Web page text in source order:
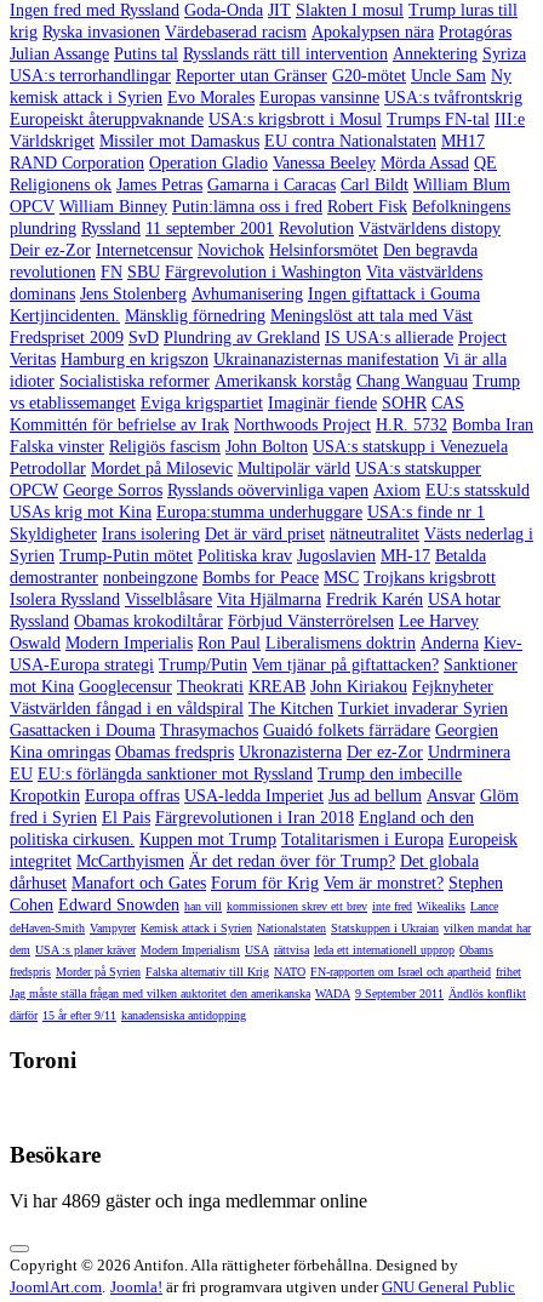
Ingen fred med Ryssland Goda-Onda JIT Slakten I mosul Trump luras till
krig Ryska invasionen Värdebaserad racism Apokalypsen nära Protagóras
Julian Assange Putins tal Rysslands rätt till intervention Annektering Syriza
USA:s terrorhandlingar Reporter utan Gränser G20-mötet Uncle Sam Ny
kemisk attack i Syrien Evo Morales Europas vansinne USA:s tvåfrontskrig
Europeiskt återuppvaknande USA:s krigsbrott i Mosul Trumps FN-tal III:e
Världskriget Missiler mot Damaskus EU contra Nationalstaten MH17
RAND Corporation Operation Gladio Vanessa Beeley Mörda Assad QE
Religionens ok James Petras Gamarna i Caracas Carl Bildt William Blum
OPCV William Binney Putin:lämna oss i fred Robert Fisk Befolkningens
plundring Ryssland 11 september 2001 Revolution Västvärldens distopy
Deir ez-Zor Internetcensur Novichok Helsinforsmötet Den begravda
revolutionen FN SBU Färgrevolution i Washington Vita västvärldens
dominans Jens Stolenberg Avhumanisering Ingen giftattack i Gouma
Kertjincidenten. Mänsklig förnedring Meningslöst att tala med Väst
Fredspriset 2009 SvD Plundring av Grekland IS USA:s allierade Project
Veritas Hamburg en krigszon Ukrainanazisternas manifestation Vi är alla
idioter Socialistiska reformer Amerikansk korståg Chang Wanguau Trump
vs etablissemanget Eviga krigspartiet Imaginär fiende SOHR CAS
Kommittén för befrielse av Irak Northwoods Project H.R. 5732 Bomba Iran
Falska vinster Religiös fascism John Bolton USA:s statskupp i Venezuela
Petrodollar Mordet på Milosevic Multipolär värld USA:s statskupper
OPCW George Sorros Rysslands oövervinliga vapen Axiom EU:s statsskuld
USAs krig mot Kina Europa:stumma underhuggare USA:s finde nr 1
Skyldigheter Irans isolering Det är värd priset nätneutralitet Västs nederlag i
Syrien Trump-Putin mötet Politiska krav Jugoslavien MH-17 Betalda
demostranter nonbeingzone Bombs for Peace MSC Trojkans krigsbrott
Isolera Ryssland Visselblåsare Vita Hjälmarna Fredrik Karén USA hotar
Ryssland Obamas krokodiltårar Förbjud Vänsterrörelsen Lee Harvey
Oswald Modern Imperialis Ron Paul Liberalismens doktrin Anderna Kiev-
USA-Europa strategi Trump/Putin Vem tjänar på giftattacken? Sanktioner
mot Kina Googlecensur Theokrati KREAB John Kiriakou Fejknyheter
Västvärlden fångad i en våldspiral The Kitchen Turkiet invaderar Syrien
Gasattacken i Douma Thrasymachos Guaidó folkets färrädare Georgien
Kina omringas Obamas fredspris Ukronazisterna Der ez-Zor Undrminera
EU EU:s förlängda sanktioner mot Ryssland Trump den imbecille
Kropotkin Europa offras USA-ledda Imperiet Jus ad bellum Ansvar Glöm
fred i Syrien El Pais Färgrevolutionen i Iran 2018 England och den
politiska cirkusen. Kuppen mot Trump Totalitarismen i Europa Europeisk
integritet McCarthyismen Är det redan över för Trump? Det globala
dårhuset Manafort och Gates Forum för Krig Vem är monstret? Stephen
Cohen Edward Snowden han vill kommissionen skrev ett brev inte fred Wikealiks Lance
deHaven-Smith Vampyrer Kemisk attack i Syrien Nationalstaten Statskuppen i Ukraian vilken mandat har
dem USA :s planer kräver Modern Imperialism USA rättvisa leda ett internationell upprop Obams
fredspris Morder på Syrien Falska alternativ till Krig NATO FN-rapporten om Israel och apartheid frihet
Jag måste ställa frågan med vilken auktoritet den amerikanska WADA 9 September 2011 Ändlös konflikt
därför 15 år efter 9/11 kanadensiska antidopping
Toroni
Besökare
Vi har 4869 gäster och inga medlemmar online
Copyright © 2026 Antifon. Alla rättigheter förbehållna. Designed by
JoomlArt.com. Joomla! är fri programvara utgiven underGNU General Public